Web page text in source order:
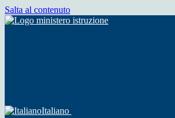
Salta al contenuto
Italiano